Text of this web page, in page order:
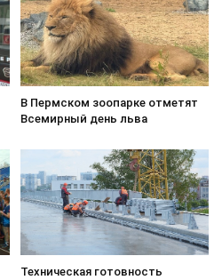
В Пермском зоопарке отметят
Всемирный день льва
Техническая готовность